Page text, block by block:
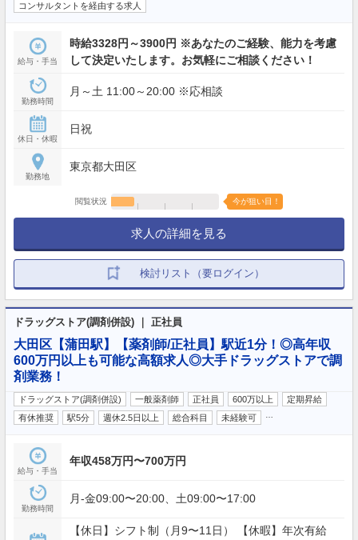
コンサルタントを経由する求人
給与・手当
時給3328円～3900円 ※あなたのご経験、能力を考慮
して決定いたします。お気軽にご相談ください！
勤務時間
月～土 11:00～20:00 ※応相談
休日・休暇
日祝
勤務地
東京都大田区
閲覧状況 今が狙い目！
求人の詳細を見る
検討リスト（要ログイン）
ドラッグストア(調剤併設) ｜ 正社員
大田区【蒲田駅】【薬剤師/正社員】駅近1分！◎高年収
600万円以上も可能な高額求人◎大手ドラッグストアで調
剤業務！
ドラッグストア(調剤併設) 一般薬剤師 正社員 600万以上
定期昇給
有休推奨
駅5分 週休2.5日以上 総合科目 未経験可
給与・手当
年収458万円〜700万円
勤務時間
月-金09:00〜20:00、土09:00〜17:00
【休日】シフト制（月9〜11日） 【休暇】年次有給